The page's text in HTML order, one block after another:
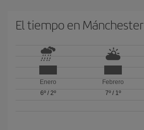
El tiempo en Mánchester
Enero
6º/ 2º
Febrero
7º/ 1º